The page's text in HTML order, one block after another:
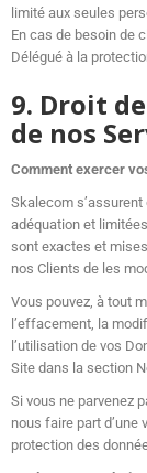
limité aux seules
En cas de besoin de
Délégué à la
9. Droit
de nos
Comment exercer
Skalecom
adéquation et
sont exactes et
nos Clients de les
Vous pouvez, à tout
l’effacement, la
l’utilisation de vos
Site dans la section
Si vous ne parvenez
nous faire part d’une
protection des